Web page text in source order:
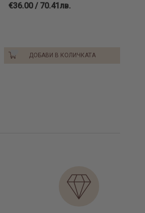
€36.00 / 70.41лв.
ДОБАВИ В КОЛИЧКАТА